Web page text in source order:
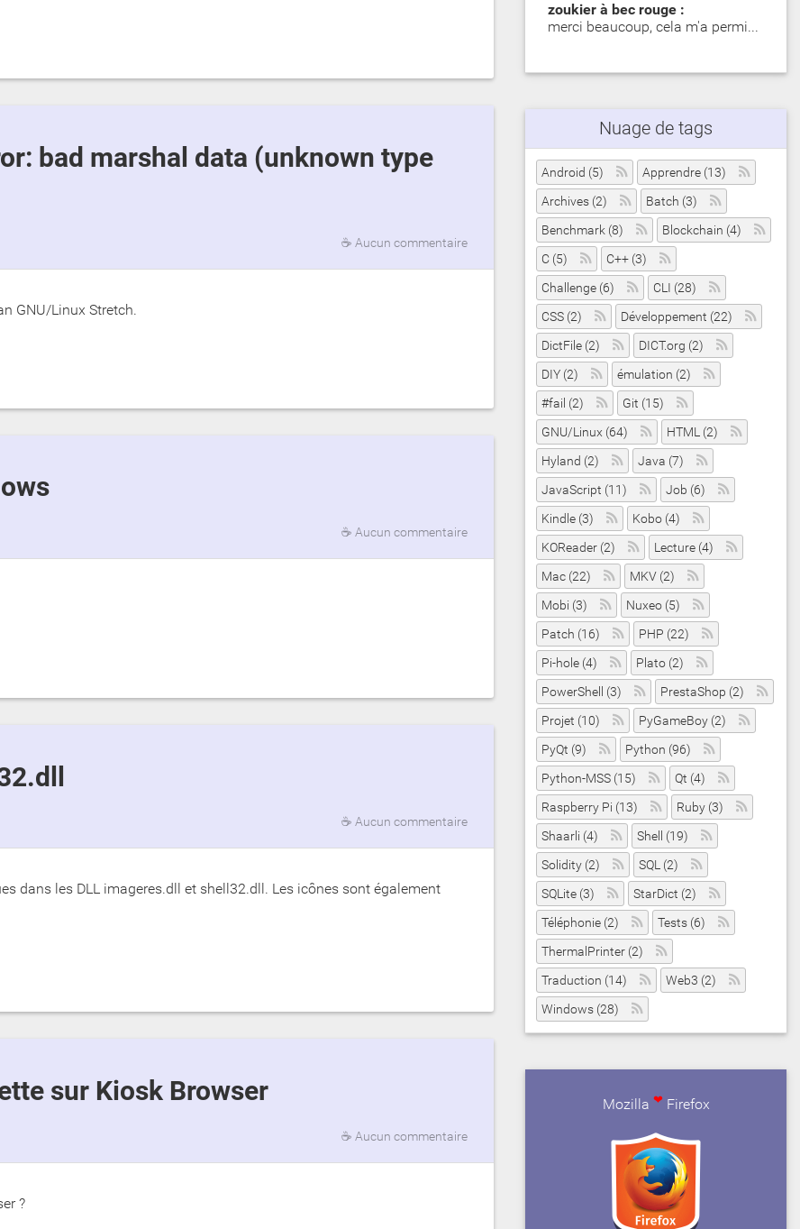
zoukier à bec rouge :
merci beaucoup, cela m'a permis d'identifier des poisson o…
Nuage de tags
Android (5)
Apprendre (13)
Archives (2)
Batch (3)
Benchmark (8)
Blockchain (4)
C (5)
C++ (3)
Challenge (6)
CLI (28)
CSS (2)
Développement (22)
DictFile (2)
DICT.org (2)
DIY (2)
émulation (2)
#fail (2)
Git (15)
GNU/Linux (64)
HTML (2)
Hyland (2)
Java (7)
JavaScript (11)
Job (6)
Kindle (3)
Kobo (4)
KOReader (2)
Lecture (4)
Mac (22)
MKV (2)
Mobi (3)
Nuxeo (5)
Patch (16)
PHP (22)
Pi-hole (4)
Plato (2)
PowerShell (3)
PrestaShop (2)
Projet (10)
PyGameBoy (2)
PyQt (9)
Python (96)
Python-MSS (15)
Qt (4)
Raspberry Pi (13)
Ruby (3)
Shaarli (4)
Shell (19)
Solidity (2)
SQL (2)
SQLite (3)
StarDict (2)
Téléphonie (2)
Tests (6)
ThermalPrinter (2)
Traduction (14)
Web3 (2)
Windows (28)
Mozilla ❤ Firefox
☕Aucun commentaire
GNU/Linux Stretch.
☕Aucun commentaire
☕Aucun commentaire
dans les DLL imageres.dll et shell32.dll. Les icônes sont également
sur Kiosk Browser
☕Aucun commentaire
?